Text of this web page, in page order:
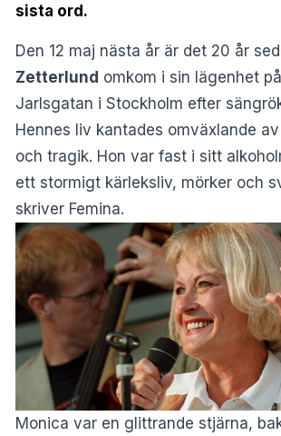
sista ord.
Den 12 maj nästa år är det 20 år
Zetterlund omkom i sin lägenhet
Jarlsgatan i Stockholm efter
Hennes liv kantades omväxlande
och tragik. Hon var fast i sitt
ett stormigt kärleksliv, mörker och
skriver Femina.
Monica var en glittrande stjärna,